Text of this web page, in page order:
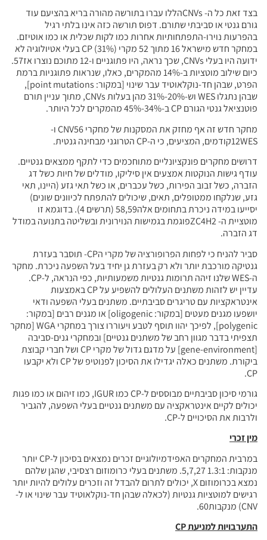
בצד זאת כל ה- CNVsהללו עברו בתורשה מהורה בריא בהציעם עוד
גורם גנטי או סביבתי שתורם. דפוס תורשה כזה אינו בלתי רגיל
בהפרעות נוירו-התפתחותיות אחרות כמו לקות שכלית או כמו אוטיזם.
במחקר חדש מישראל 16 מתוך 52 מקרי CP (31%) בעלי אטיולוגיה לא
ידועה היו בעלי CNVs, שכך נראה, היו פתוגניים ו-12 מתוכם נוצרו אז57.
כיום שילוב מוטציות ב-14% מהמקרים, כאלו, שנראות פתוגניות ברמת
הפרט, שבהן חד-נוקלאוטיד עבר שינוי [במקור: point mutations],
שבהן נתגלו WES וש-20%-31% מהן בעלות CNVs, מתוך עניין תורם
פוטנציאל גנטי הגורם CP ב-34%-45% מהמקרים לכל היותר.
מחקר חדש זה אף מחזק את המסקנות של מחקרי CNV56 ו-
12WESקודמים, המציעים, כי ה-CP הטרוגני מבחינה גנטית.
דרושים מחקרים פונקציונליים מתוחכמים כדי לתקף ממצאים גנטיים.
עודף גישות הנוקטות אמצעים אין סיליקו, מודלים של חיות כשל דג
הזברה, כשל זבוב הפירות, כשל עכברים, או כשל תאי גזע (היינו, תאי
גזע, שנלקחו ממטופלים, תאים, שיכולים להתפתח לכיוונים שונים)
יסייעו במידה ניכרת בתחומים אלה58,59 (תרשים 4). בדוגמא זו
מוטציית ה- ZC4H2פוגמת בגמישות הנוירונית ובשליטה בתנועה במודל
דג הזברה.
סביר להניח כי לפחות הפרופורציה של מקרי הCP- תוסבר בעזרת
גנטיקה מורכבת יותר ולא רק בעזרת גן יחיד בעל השפעה ניכרת. מחקר
ה-WES שלנו זיהה תרומות גנטיות משמעותיות, כפי הנראה, ל-CP.
עדיין יש לזהות משתנים העלולים להשפיע על CP באמצעות
אינטראקציות עם טריגרים סביבתיים. משתנים בעלי השפעה ודאי
יושפעו מגנים מעטים [במקור: oligogenic] או מגנים רבים [במקור:
polygenic], לפיכך יהוו תוסף לטבע ויעוררו צורך במחקרי WGA [מחקר
תצפיתי בדבר מגוון רחב של משתנים גנטיים] ובמחקרי גנים-סביבה
[gene-environment] על מדגם גדול של מקרי CP ושל חברי קבוצת
ביקורת. משתנים כאלה יגדילו את הסיכון לפנוטיפ של CP ולא יקבעו
CP.
גורמי סיכון סביבתיים מבוססים ל-CP כמו IGUR, כמו זיהום או כמו פגות
יכולים לקיים אינטראקציה עם משתנים גנטיים בעלי השפעה, להגביר
ולרבות את הסיכויים ל-CP.
מין זכרי
במרבית המחקרים האפידמיולוגיים זכרים נמצאים בסיכון ל-CP יותר
מנקבות: 1.3:1 5,7,27. משתנים בעלי כרומוזום רצסיבי, שהגן שלהם
נמצא בכרומוזום X, יכולים לתרום להבדל זה וזכרים עלולים להיות יותר
רגישים למוטציות גנטיות (לכאלה שבהן חד-נוקלאוטיד עבר שינוי או ל-
CNV) מנקבות60.
התערבויות למניעתCP